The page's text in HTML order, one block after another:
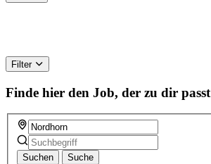
Filter
Finde hier den Job, der zu dir passt
Suchen Suche